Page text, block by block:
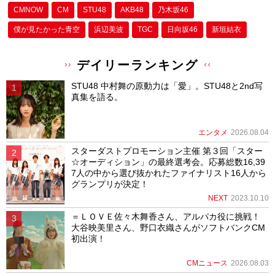
CMNOW CM STU48 AKB48 乃木坂46
僕が⾒たかった⻘空 浜辺美波 TGC 日向坂46 新垣結衣
デイリーランキング
STU48 中村舞の原動力は「愛」。STU48と2nd写
真集を語る。
エンタメ 2026.08.04
スターダストプロモーション主催 第３回「スター
☆オーディション」の最終選考会。応募総数16,39
7人の中から選び抜かれたファイナリスト16人から
グランプリが決定！
NEXT 2023.10.10
＝ＬＯＶＥ佐々木舞香さん、アルパカ役に挑戦！
大谷映美里さん、野口衣織さんがソフトバンクCM
初出演！
CMニュース 2026.08.03